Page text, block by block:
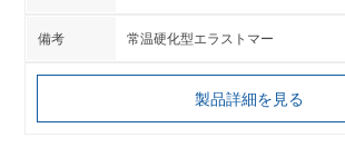
常温硬化型エラストマー
製品詳細を見る